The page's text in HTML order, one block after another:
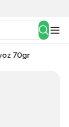
70gr